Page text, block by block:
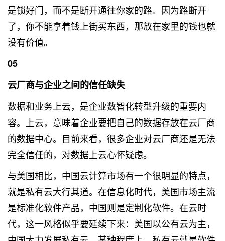
是锁好门，而不是断开通往你家的路。因为路断开
了，你不能拿着钱上街买东西，那放在家里的钱也就
没有价值。
05
云厂商与企业之间的信任缺失
数据和业务上云，是企业数智化转型升级的重要内
容。上云，意味着企业要把自己的数据存放在云厂商
的数据中心。目前来看，很多企业对云厂商还是无法
完全信任的，对数据上云心怀疑虑。
与美国相比，中国云计算市场有一个很明显的特点，
就是私有云大行其道。在信息化时代，美国市场主流
是标准化软件产品，中国则是定制化软件。在云时
代，这一风格似乎要延续下来：美国以公有云为主，